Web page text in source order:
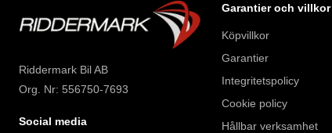
Riddermark Bil AB
Org. Nr: 556750-7693
Social media
Garantier och villkor
Köpvillkor
Garantier
Integritetspolicy
Cookie policy
Hållbar verksamhet